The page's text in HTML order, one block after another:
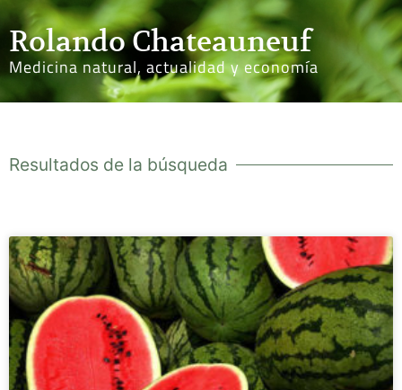
Rolando Chateauneuf
Medicina natural, actualidad y economía
Resultados de la búsqueda